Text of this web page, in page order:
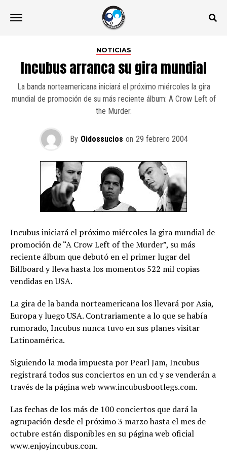
NOTICIAS
Incubus arranca su gira mundial
La banda norteamericana iniciará el próximo miércoles la gira
mundial de promoción de su más reciente álbum: A Crow Left of
the Murder.
By Oidossucios on 29 febrero 2004
Incubus iniciará el próximo miércoles la gira mundial de
promoción de “A Crow Left of the Murder”, su más
reciente álbum que debutó en el primer lugar del
Billboard y lleva hasta los momentos 522 mil copias
vendidas en USA.
La gira de la banda norteamericana los llevará por Asia,
Europa y luego USA. Contrariamente a lo que se había
rumorado, Incubus nunca tuvo en sus planes visitar
Latinoamérica.
Siguiendo la moda impuesta por Pearl Jam, Incubus
registrará todos sus conciertos en un cd y se venderán a
través de la página web www.incubusbootlegs.com.
Las fechas de los más de 100 conciertos que dará la
agrupación desde el próximo 3 marzo hasta el mes de
octubre están disponibles en su página web oficial
www.enjoyincubus.com.